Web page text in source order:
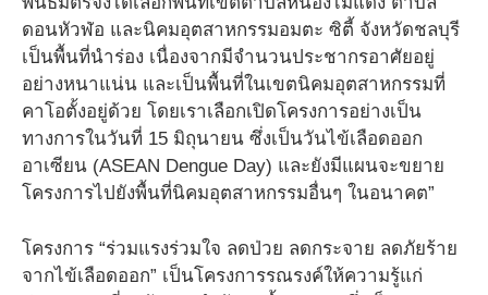
ดอนหัวฬ่อ และนิคมอุตสาหกรรมอมตะ ซิตี้ จังหวัดชลบุรี
เป็นพื้นที่นำร่อง เนื่องจากมีจำนวนประชากรอาศัยอยู่
อย่างหนาแน่น และเป็นพื้นที่ในเขตนิคมอุตสาหกรรมที่
คาโอตั้งอยู่ด้วย โดยเราเลือกเปิดโครงการอย่างเป็น
ทางการในวันที่ 15 มิถุนายน ซึ่งเป็นวันไข้เลือดออก
อาเซียน (ASEAN Dengue Day) และยังมีแผนจะขยาย
โครงการไปยังพื้นที่นิคมอุตสาหกรรมอื่นๆ ในอนาคต”
โครงการ “ร่วมแรงร่วมใจ ลดป่วย ลดกระจาย ลดภัยร้าย
จากไข้เลือดออก” เป็นโครงการรณรงค์ให้ความรู้แก่